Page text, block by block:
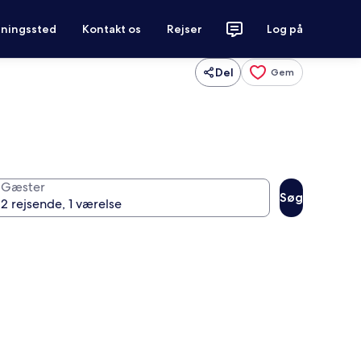
Kontakt os Rejser Log på
Del Gem
Gæster
Søg